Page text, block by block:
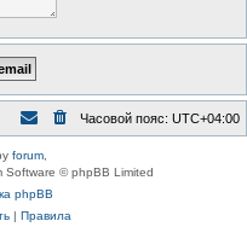
Часовой пояс: UTC+04:00
forum
Software © phpBB Limited
phpBB
| Правила